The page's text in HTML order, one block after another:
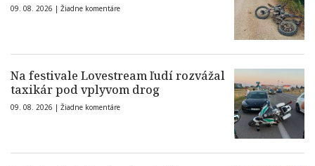
09. 08. 2026 | Žiadne komentáre
Na festivale Lovestream ľudí rozvážal
taxikár pod vplyvom drog
09. 08. 2026 | Žiadne komentáre